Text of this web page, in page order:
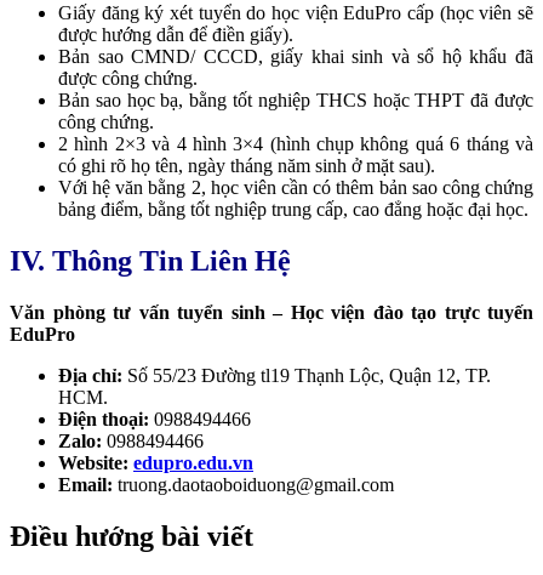
Giấy đăng ký xét tuyển do học viện EduPro cấp (học viên sẽ
được hướng dẫn để điền giấy).
Bản sao CMND/ CCCD, giấy khai sinh và sổ hộ khẩu đã
được công chứng.
Bản sao học bạ, bằng tốt nghiệp THCS hoặc THPT đã được
công chứng.
2 hình 2×3 và 4 hình 3×4 (hình chụp không quá 6 tháng và
có ghi rõ họ tên, ngày tháng năm sinh ở mặt sau).
Với hệ văn bằng 2, học viên cần có thêm bản sao công chứng
bảng điểm, bằng tốt nghiệp trung cấp, cao đẳng hoặc đại học.
IV. Thông Tin Liên Hệ
Văn phòng tư vấn tuyển sinh – Học viện đào tạo trực tuyến
EduPro
Địa chỉ: Số 55/23 Đường tl19 Thạnh Lộc, Quận 12, TP.
HCM.
Điện thoại: 0988494466
Zalo: 0988494466
Website: edupro.edu.vn
Email: truong.daotaoboiduong@gmail.com
Điều hướng bài viết